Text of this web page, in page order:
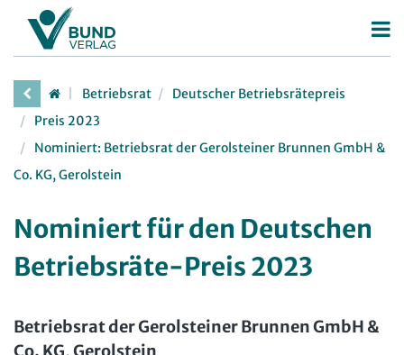
Betriebsrat
Betriebsratswahl
Betriebsratsarbeit
Mitbestimmung
Deutscher Betriebsrätepreis
Personalrat
Deutscher Personalräte-Preis
Personalratsarbeit
Personalvertretungsrecht
Beschäftigtendatenschutz
Lexikon
JAV
Arbeit in der SBV
MAV
Arbeit in der MAV
Bücher
Arbeitsrecht im Betrieb
Fachmodule
Betriebsrat
Deutscher Betriebsrätepreis
Preis 2023
Nominiert: Betriebsrat der Gerolsteiner Brunnen GmbH &
Co. KG, Gerolstein
Nominiert für den Deutschen
Betriebsräte-Preis 2023
Betriebsrat der Gerolsteiner Brunnen GmbH &